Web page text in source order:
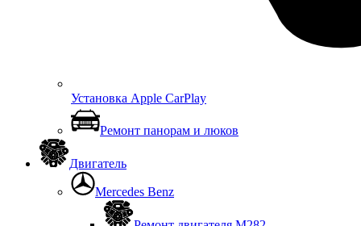
Установка Apple CarPlay
Ремонт панорам и люков
Двигатель
Mercedes Benz